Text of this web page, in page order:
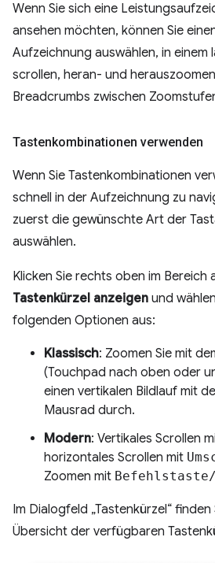
Wenn Sie sich eine
ansehen möchten, können Sie
Aufzeichnung auswählen, in einem
scrollen, heran- und
Breadcrumbs zwischen
Tastenkombinationen verwenden
Wenn Sie Tastenkombinationen
schnell in der Aufzeichnung zu
zuerst die gewünschte Art der
auswählen.
Klicken Sie rechts oben im Bereich
Tastenkürzel anzeigen und
folgenden Optionen aus:
Klassisch: Zoomen Sie mit
(Touchpad nach oben oder
einen vertikalen Bildlauf mit
Mausrad durch.
Modern: Vertikales Scrollen
horizontales Scrollen mit
Zoomen mit
Im Dialogfeld „Tastenkürzel“ finden
Übersicht der verfügbaren